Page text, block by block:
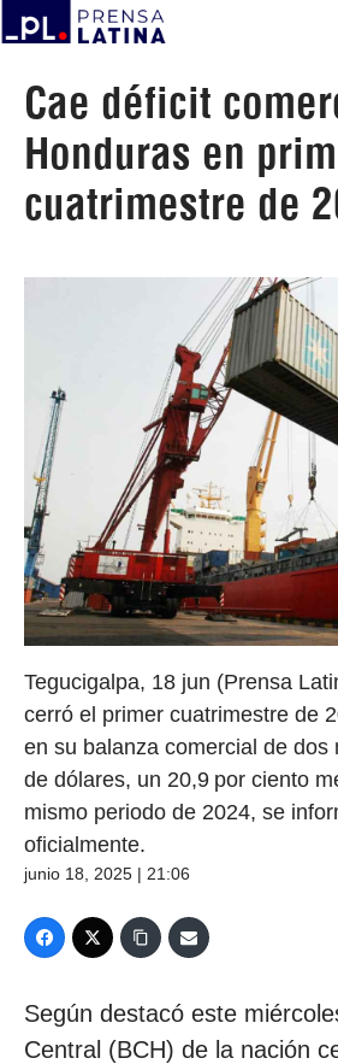
Cae déficit
Honduras en
cuatrimestre de
Tegucigalpa, 18 jun (Prensa
cerró el primer cuatrimestre de
en su balanza comercial de dos
de dólares, un 20,9 por ciento
mismo periodo de 2024, se
oficialmente.
junio 18, 2025 | 21:06
Según destacó este
Central (BCH) de la nación